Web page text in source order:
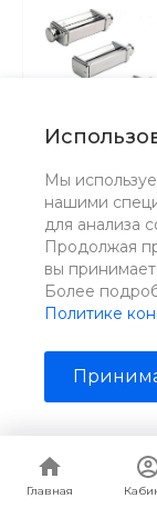
Мы
нашими
для анализа
Продолжая
вы
Более
Политике
Главная
Главная
В наличии:
Модель
KAX981ME
KAX984ME
Материал
Цена за
14 890 ₽